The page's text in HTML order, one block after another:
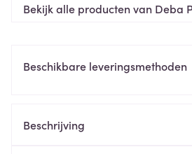
Bekijk alle producten van Deba
Beschikbare leveringsmethoden
Beschrijving